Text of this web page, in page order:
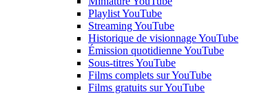
Playlist YouTube
Streaming YouTube
Historique de visionnage YouTube
Émission quotidienne YouTube
Sous-titres YouTube
Films complets sur YouTube
Films gratuits sur YouTube